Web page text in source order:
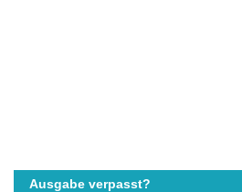
Ausgabe verpasst?